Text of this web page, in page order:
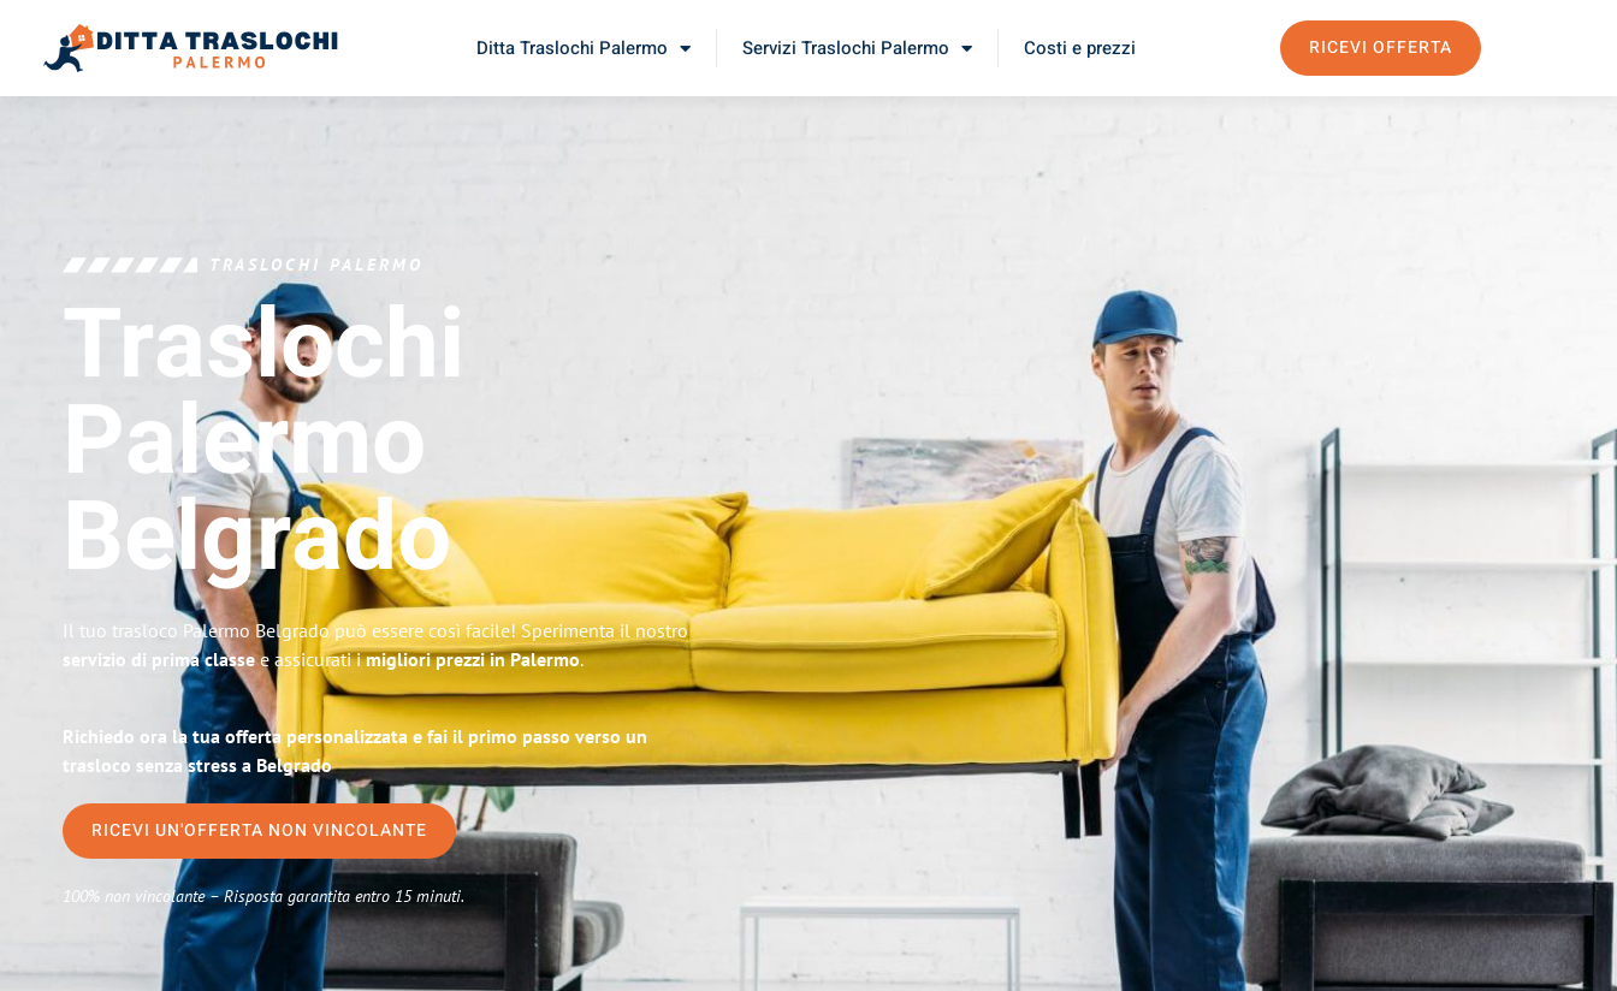
Ditta Traslochi Palermo Servizi Traslochi Palermo Costi e prezzi RICEVI OFFERTA
TRASLOCHI PALERMO
Traslochi
Palermo
Belgrado
Il tuo trasloco Palermo Belgrado può essere così facile! Sperimenta il nostro
servizio di prima classee assicurati imigliori prezzi in Palermo.
Richiedo ora la tua offerta personalizzata e fai il primo passo verso un
trasloco senza stress a Belgrado
RICEVI UN'OFFERTA NON VINCOLANTE
100% non vincolante – Risposta garantita entro 15 minuti.